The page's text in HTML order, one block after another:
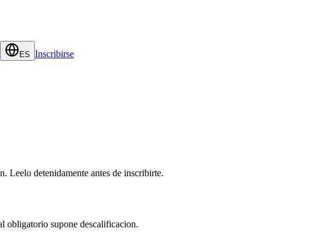
ES Inscribirse
Leelo detenidamente antes de inscribirte.
obligatorio supone descalificacion.